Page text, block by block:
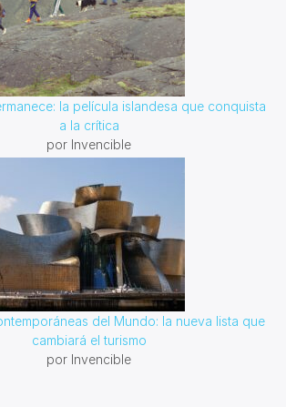
la película islandesa que conquista
a la crítica
por Invencible
del Mundo: la nueva lista que
cambiará el turismo
por Invencible